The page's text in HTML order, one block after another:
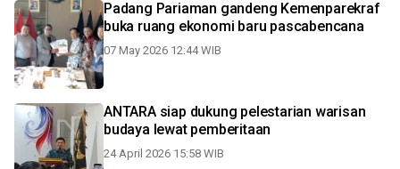
Padang Pariaman gandeng Kemenparekraf
buka ruang ekonomi baru pascabencana
07 May 2026 12:44 WIB
ANTARA siap dukung pelestarian warisan
budaya lewat pemberitaan
24 April 2026 15:58 WIB